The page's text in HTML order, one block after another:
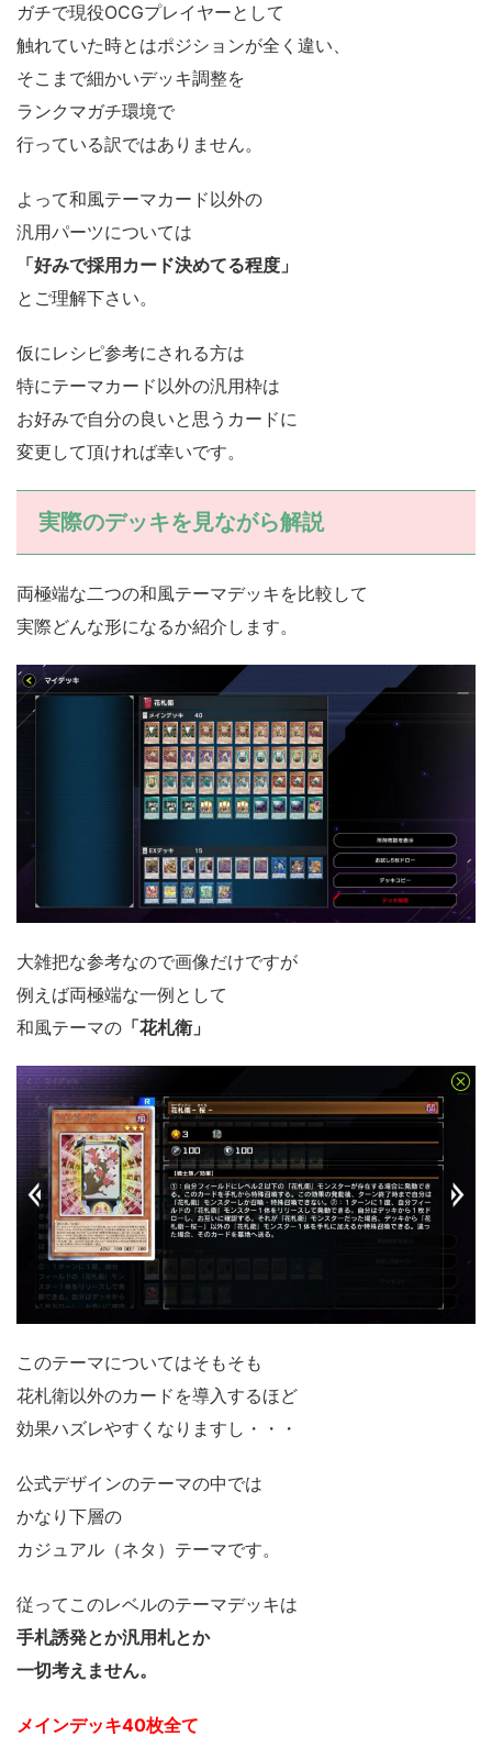
ガチで現役OCGプレイヤーとして
触れていた時とはポジションが全く違い、
そこまで細かいデッキ調整を
ランクマガチ環境で
行っている訳ではありません。
よって和風テーマカード以外の
汎用パーツについては
「好みで採用カード決めてる程度」
とご理解下さい。
仮にレシピ参考にされる方は
特にテーマカード以外の汎用枠は
お好みで自分の良いと思うカードに
変更して頂ければ幸いです。
実際のデッキを見ながら解説
両極端な二つの和風テーマデッキを比較して
実際どんな形になるか紹介します。
大雑把な参考なので画像だけですが
例えば両極端な一例として
和風テーマの 「花札衛」
このテーマについてはそもそも
花札衛以外のカードを導入するほど
効果ハズレやすくなりますし・・・
公式デザインのテーマの中では
かなり下層の
カジュアル（ネタ）テーマです。
従ってこのレベルのテーマデッキは
手札誘発とか汎用札とか
一切考えません。
メインデッキ40枚全て